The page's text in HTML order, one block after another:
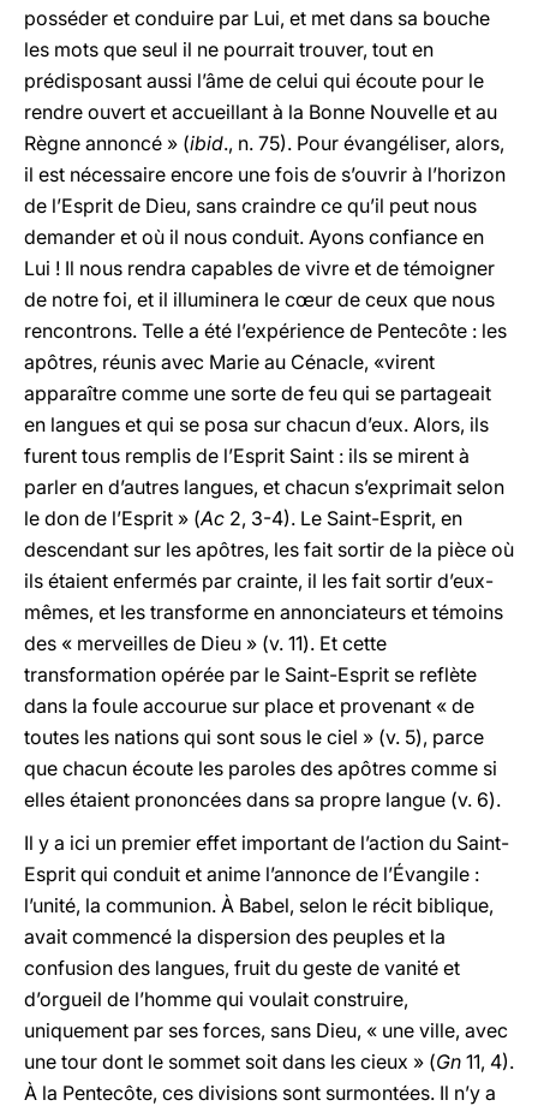
posséder et conduire par Lui, et met dans sa bouche
les mots que seul il ne pourrait trouver, tout en
prédisposant aussi l’âme de celui qui écoute pour le
rendre ouvert et accueillant à la Bonne Nouvelle et au
Règne annoncé » (ibid., n. 75). Pour évangéliser, alors,
il est nécessaire encore une fois de s’ouvrir à l’horizon
de l’Esprit de Dieu, sans craindre ce qu’il peut nous
demander et où il nous conduit. Ayons confiance en
Lui ! Il nous rendra capables de vivre et de témoigner
de notre foi, et il illuminera le cœur de ceux que nous
rencontrons. Telle a été l’expérience de Pentecôte : les
apôtres, réunis avec Marie au Cénacle, «virent
apparaître comme une sorte de feu qui se partageait
en langues et qui se posa sur chacun d’eux. Alors, ils
furent tous remplis de l’Esprit Saint : ils se mirent à
parler en d’autres langues, et chacun s’exprimait selon
le don de l’Esprit » (Ac 2, 3-4). Le Saint-Esprit, en
descendant sur les apôtres, les fait sortir de la pièce où
ils étaient enfermés par crainte, il les fait sortir d’eux-
mêmes, et les transforme en annonciateurs et témoins
des « merveilles de Dieu » (v. 11). Et cette
transformation opérée par le Saint-Esprit se reflète
dans la foule accourue sur place et provenant « de
toutes les nations qui sont sous le ciel » (v. 5), parce
que chacun écoute les paroles des apôtres comme si
elles étaient prononcées dans sa propre langue (v. 6).
Il y a ici un premier effet important de l’action du Saint-
Esprit qui conduit et anime l’annonce de l’Évangile :
l’unité, la communion. À Babel, selon le récit biblique,
avait commencé la dispersion des peuples et la
confusion des langues, fruit du geste de vanité et
d’orgueil de l’homme qui voulait construire,
uniquement par ses forces, sans Dieu, « une ville, avec
une tour dont le sommet soit dans les cieux » (Gn 11, 4).
À la Pentecôte, ces divisions sont surmontées. Il n’y a